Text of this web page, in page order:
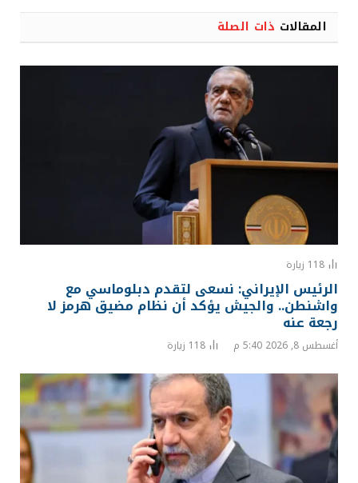
المقالات ذات الصلة
118 زيارة
الرئيس الإيراني: نسعى لتقدم دبلوماسي مع
واشنطن.. والجيش يؤكد أن نظام مضيق هرمز لا
رجعة عنه
أغسطس 8, 2026 5:40 م 118 زيارة